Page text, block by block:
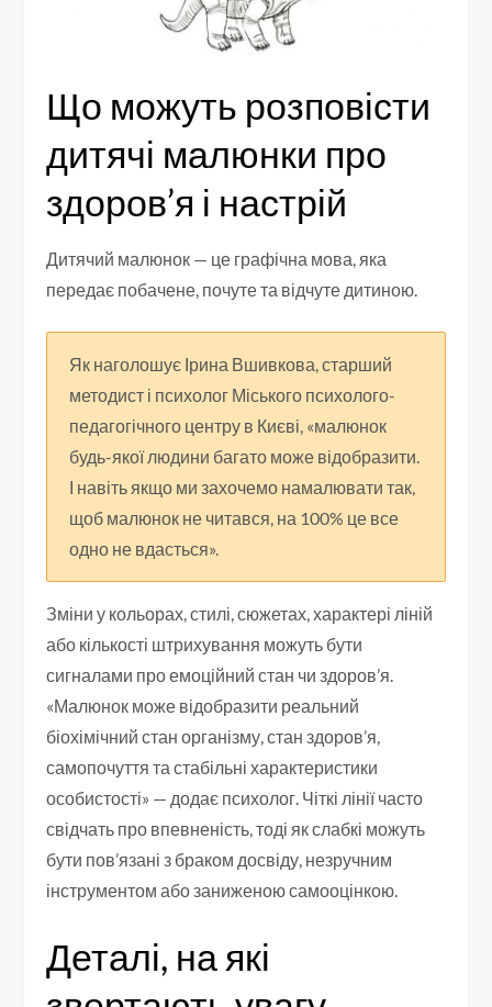
Що можуть розповісти
дитячі малюнки про
здоров’я і настрій
Дитячий малюнок — це графічна мова, яка
передає побачене, почуте та відчуте дитиною.
Як наголошує Ірина Вшивкова, старший
методист і психолог Міського психолого-
педагогічного центру в Києві, «малюнок
будь-якої людини багато може відобразити.
І навіть якщо ми захочемо намалювати так,
щоб малюнок не читався, на 100% це все
одно не вдасться».
Зміни у кольорах, стилі, сюжетах, характері ліній
або кількості штрихування можуть бути
сигналами про емоційний стан чи здоров’я.
«Малюнок може відобразити реальний
біохімічний стан організму, стан здоров’я,
самопочуття та стабільні характеристики
особистості» — додає психолог. Чіткі лінії часто
свідчать про впевненість, тоді як слабкі можуть
бути пов’язані з браком досвіду, незручним
інструментом або заниженою самооцінкою.
Деталі, на які